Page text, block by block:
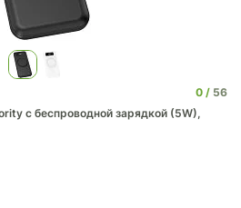
0
56
с беспроводной зарядкой (5W),